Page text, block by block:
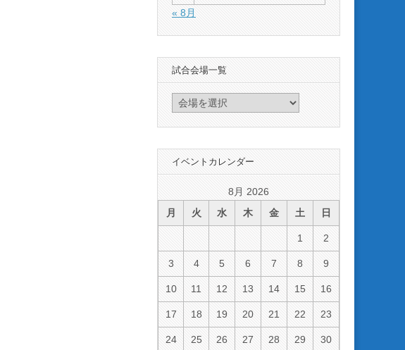
« 8月
試合会場一覧
イベントカレンダー
8月 2026
月
火 水 木 金 土 日
1 2
3 4 5 6 7 8 9
10 11 12 13 14 15 16
17 18 19 20 21 22 23
24 25 26 27 28 29 30